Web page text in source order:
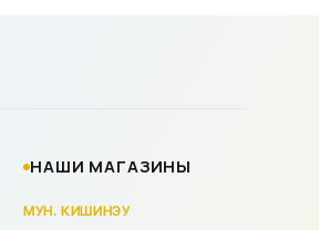
НАШИ МАГАЗИНЫ
МУН. КИШИНЭУ